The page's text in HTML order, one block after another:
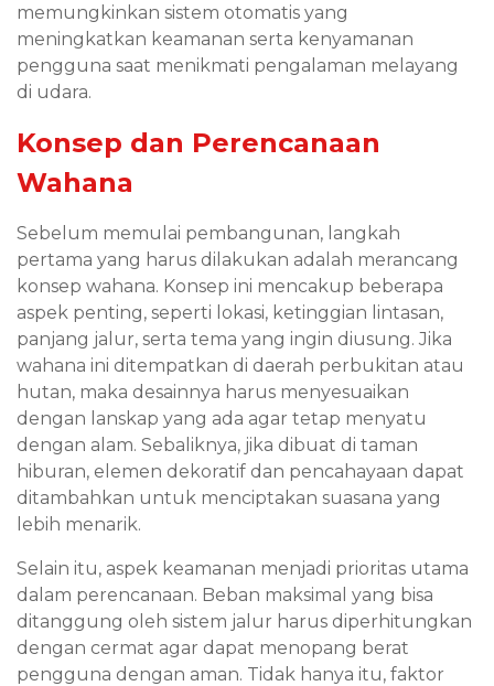
memungkinkan sistem otomatis yang
meningkatkan keamanan serta kenyamanan
pengguna saat menikmati pengalaman melayang
di udara.
Konsep dan Perencanaan
Wahana
Sebelum memulai pembangunan, langkah
pertama yang harus dilakukan adalah merancang
konsep wahana. Konsep ini mencakup beberapa
aspek penting, seperti lokasi, ketinggian lintasan,
panjang jalur, serta tema yang ingin diusung. Jika
wahana ini ditempatkan di daerah perbukitan atau
hutan, maka desainnya harus menyesuaikan
dengan lanskap yang ada agar tetap menyatu
dengan alam. Sebaliknya, jika dibuat di taman
hiburan, elemen dekoratif dan pencahayaan dapat
ditambahkan untuk menciptakan suasana yang
lebih menarik.
Selain itu, aspek keamanan menjadi prioritas utama
dalam perencanaan. Beban maksimal yang bisa
ditanggung oleh sistem jalur harus diperhitungkan
dengan cermat agar dapat menopang berat
pengguna dengan aman. Tidak hanya itu, faktor